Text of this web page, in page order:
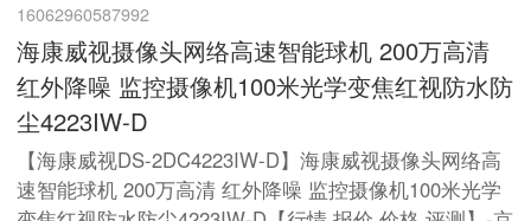
16062960587992
海康威视摄像头网络高速智能球机 200万高清
红外降噪 监控摄像机100米光学变焦红视防水防
尘4223IW-D
【海康威视DS-2DC4223IW-D】海康威视摄像头网络高
速智能球机 200万高清 红外降噪 监控摄像机100米光学